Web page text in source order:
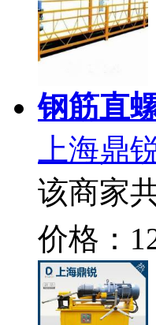
钢筋直
上海鼎
该商家
价格：